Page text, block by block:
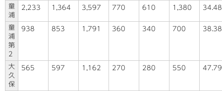
童
浦
2,233 1,364 3,597 770 610 1,380 34.48
童
浦
第
2
938 853 1,791 360 340 700 38.38
大
久
保
565 597 1,162 270 280 550 47.79